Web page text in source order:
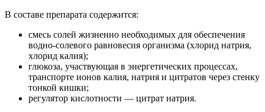
В составе препарата содержится:
смесь солей жизненно необходимых для обеспечения
водно-солевого равновесия организма (хлорид натрия,
хлорид калия);
глюкоза, участвующая в энергетических процессах,
транспорте ионов калия, натрия и цитратов через стенку
тонкой кишки;
регулятор кислотности — цитрат натрия.